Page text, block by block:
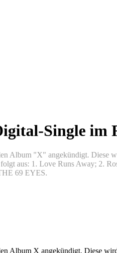
Single im
Album "X" angekündigt.
aus: 1. Love Runs Away; 2.
69 EYES.
Album X angekündigt. Diese